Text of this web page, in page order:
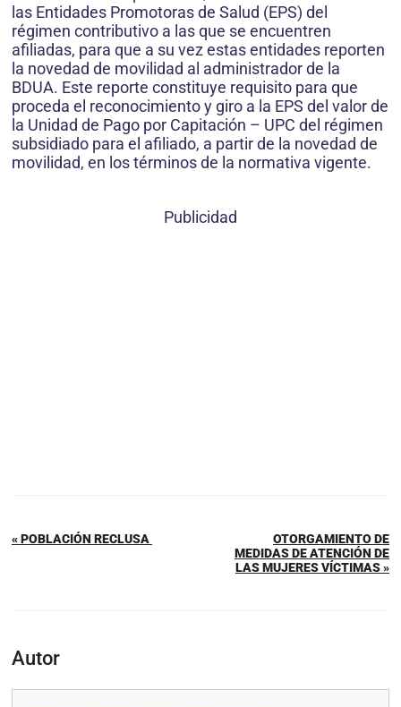
las Entidades Promotoras de Salud (EPS) del
régimen contributivo a las que se encuentren
afiliadas, para que a su vez estas entidades reporten
la novedad de movilidad al administrador de la
BDUA. Este reporte constituye requisito para que
proceda el reconocimiento y giro a la EPS del valor de
la Unidad de Pago por Capitación – UPC del régimen
subsidiado para el afiliado, a partir de la novedad de
movilidad, en los términos de la normativa vigente.
Publicidad
« POBLACIÓN RECLUSA
OTORGAMIENTO DE
MEDIDAS DE ATENCIÓN DE
LAS MUJERES VÍCTIMAS »
Autor